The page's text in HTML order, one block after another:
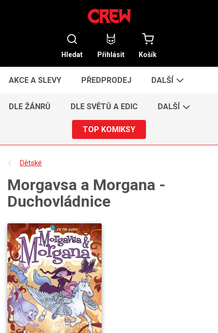
Hledat Přihlásit Košík
AKCE A SLEVY PŘEDPRODEJ DALŠÍ
DLE ŽÁNRŮ DLE SVĚTŮ A EDIC DALŠÍ
TOP KOMIKSY
Dětské
Morgavsa a Morgana -
Duchovládnice